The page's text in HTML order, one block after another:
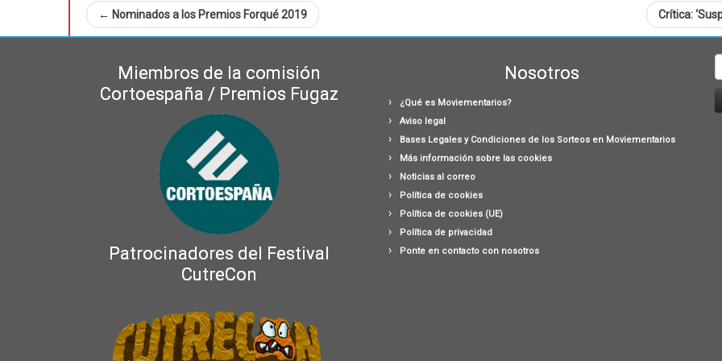
← Nominados a los Premios Forqué 2019 Crítica:
Miembros de la comisión
Cortoespaña / Premios Fugaz
Patrocinadores del Festival
CutreCon
Nosotros
¿Qué es Moviementarios?
Aviso legal
Bases Legales y Condiciones de los Sorteos en Moviementarios
Más información sobre las cookies
Noticias al correo
Política de cookies
Política de cookies (UE)
Política de privacidad
Ponte en contacto con nosotros